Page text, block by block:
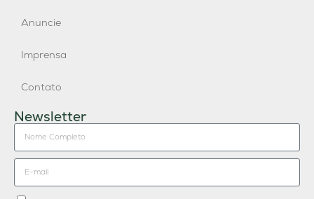
Anuncie
Imprensa
Contato
Newsletter